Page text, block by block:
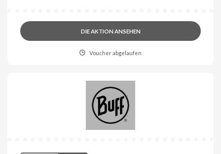
DIE AKTION ANSEHEN
Voucher abgelaufen